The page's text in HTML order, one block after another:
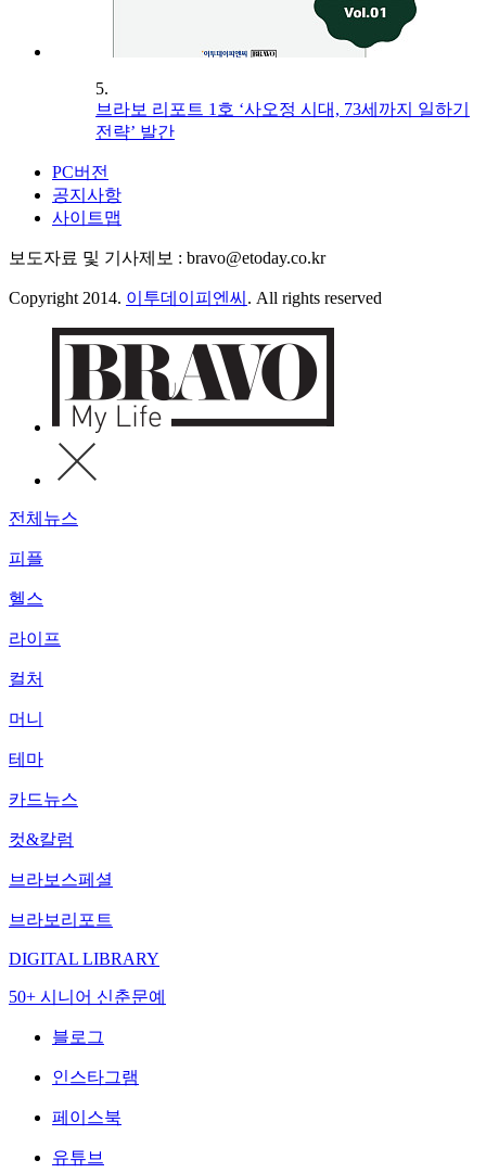
5.
브라보 리포트 1호 ‘사오정 시대, 73세까지 일하기
전략’ 발간
PC버전
공지사항
사이트맵
보도자료 및 기사제보 : bravo@etoday.co.kr
Copyright 2014. 이투데이피엔씨 . All rights reserved
전체뉴스
피플
헬스
라이프
컬처
머니
테마
카드뉴스
컷&칼럼
브라보스페셜
브라보리포트
DIGITAL LIBRARY
50+ 시니어 신춘문예
블로그
인스타그램
페이스북
유튜브